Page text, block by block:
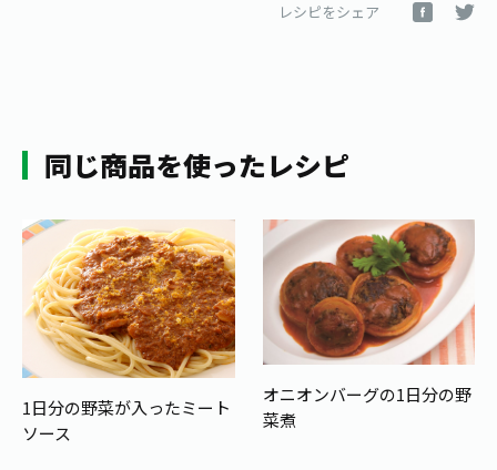
レシピをシェア
同じ商品を使ったレシピ
1日分の野菜が入ったミート
ソース
オニオンバーグの1日分の野
菜煮